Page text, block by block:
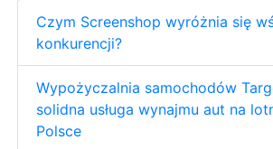
Czym Screenshop wyróżnia się
konkurencji?
Wypożyczalnia samochodów
solidna usługa wynajmu aut na
Polsce